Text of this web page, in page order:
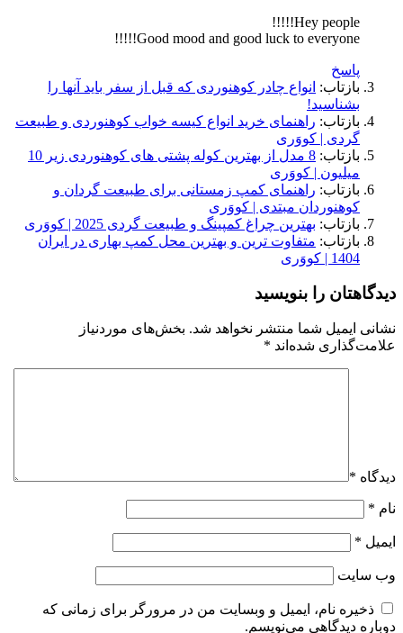
Hey people!!!!!
Good mood and good luck to everyone!!!!!
پاسخ
بازتاب: انواع چادر کوهنوردی که قبل از سفر باید آنها را
بشناسید!
بازتاب: راهنمای خرید انواع کیسه خواب کوهنوردی و طبیعت
گردی | کووَری
بازتاب:
8 مدل از بهترین کوله پشتی های کوهنوردی زیر 10
میلیون | کووَری
بازتاب: راهنمای کمپ زمستانی برای طبیعت گردان و
کوهنوردان مبتدی | کووَری
بازتاب: بهترین چراغ کمپینگ و طبیعت گردی 2025 | کووَری
بازتاب: متفاوت ترین و بهترین محل کمپ بهاری در ایران
1404 | کووَری
دیدگاهتان را بنویسید
نشانی ایمیل شما منتشر نخواهد شد. بخش‌های موردنیاز
علامت‌گذاری شده‌اند *
دیدگاه *
نام *
ایمیل *
وب‌ سایت
ذخیره نام، ایمیل و وبسایت من در مرورگر برای زمانی که
دوباره دیدگاهی می‌نویسم.